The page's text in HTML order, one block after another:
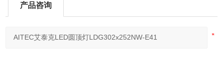
产品咨询